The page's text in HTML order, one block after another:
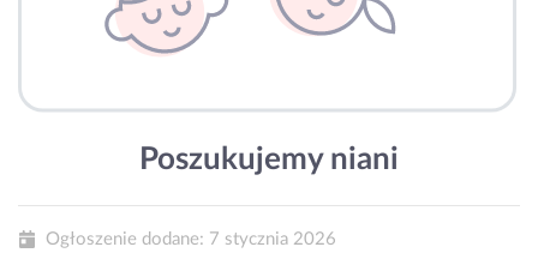
Poszukujemy niani
Ogłoszenie dodane: 7 stycznia 2026